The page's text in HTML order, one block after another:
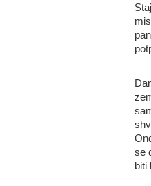
se
biti